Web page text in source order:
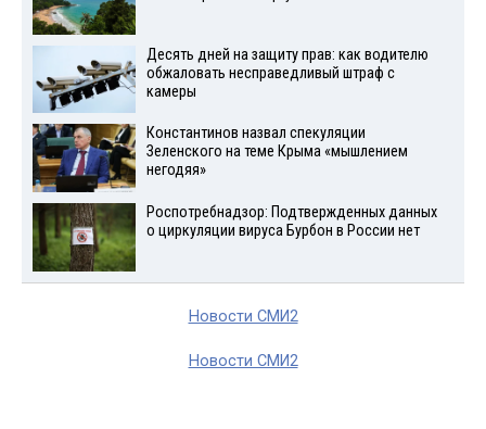
Десять дней на защиту прав: как водителю
обжаловать несправедливый штраф с
камеры
Константинов назвал спекуляции
Зеленского на теме Крыма «мышлением
негодяя»
Роспотребнадзор: Подтвержденных данных
о циркуляции вируса Бурбон в России нет
Новости СМИ2
Новости СМИ2